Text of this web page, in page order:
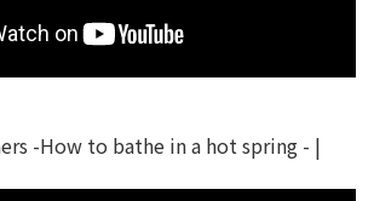
-How to bathe in a hot spring - |